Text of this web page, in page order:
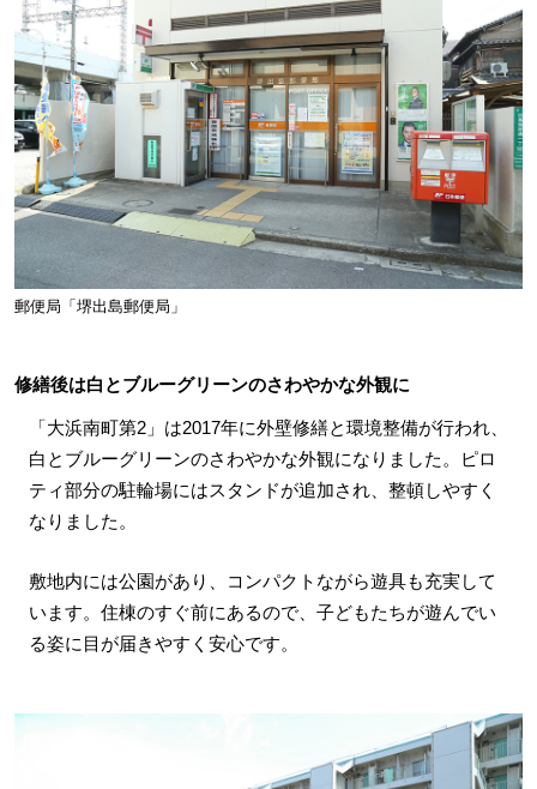
郵便局「堺出島郵便局」
修繕後は白とブルーグリーンのさわやかな外観に
「大浜南町第2」は2017年に外壁修繕と環境整備が行われ、
白とブルーグリーンのさわやかな外観になりました。ピロ
ティ部分の駐輪場にはスタンドが追加され、整頓しやすく
なりました。
敷地内には公園があり、コンパクトながら遊具も充実して
います。住棟のすぐ前にあるので、子どもたちが遊んでい
る姿に目が届きやすく安心です。